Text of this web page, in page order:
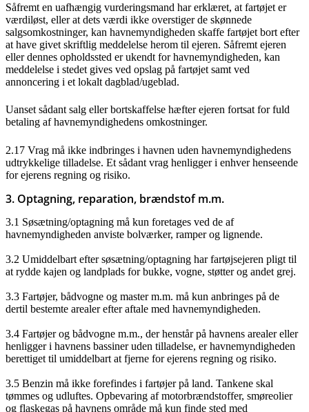
Såfremt en uafhængig vurderingsmand har erklæret, at fartøjet er
værdiløst, eller at dets værdi ikke overstiger de skønnede
salgsomkostninger, kan havnemyndigheden skaffe fartøjet bort efter
at have givet skriftlig meddelelse herom til ejeren. Såfremt ejeren
eller dennes opholdssted er ukendt for havnemyndigheden, kan
meddelelse i stedet gives ved opslag på fartøjet samt ved
annoncering i et lokalt dagblad/ugeblad.
Uanset sådant salg eller bortskaffelse hæfter ejeren fortsat for fuld
betaling af havnemyndighedens omkostninger.
2.17 Vrag må ikke indbringes i havnen uden havnemyndighedens
udtrykkelige tilladelse. Et sådant vrag henligger i enhver henseende
for ejerens regning og risiko.
3. Optagning, reparation, brændstof m.m.
3.1 Søsætning/optagning må kun foretages ved de af
havnemyndigheden anviste bolværker, ramper og lignende.
3.2 Umiddelbart efter søsætning/optagning har fartøjsejeren pligt til
at rydde kajen og landplads for bukke, vogne, støtter og andet grej.
3.3 Fartøjer, bådvogne og master m.m. må kun anbringes på de
dertil bestemte arealer efter aftale med havnemyndigheden.
3.4 Fartøjer og bådvogne m.m., der henstår på havnens arealer eller
henligger i havnens bassiner uden tilladelse, er havnemyndigheden
berettiget til umiddelbart at fjerne for ejerens regning og risiko.
3.5 Benzin må ikke forefindes i fartøjer på land. Tankene skal
tømmes og udluftes. Opbevaring af motorbrændstoffer, smøreolier
og flaskegas på havnens område må kun finde sted med